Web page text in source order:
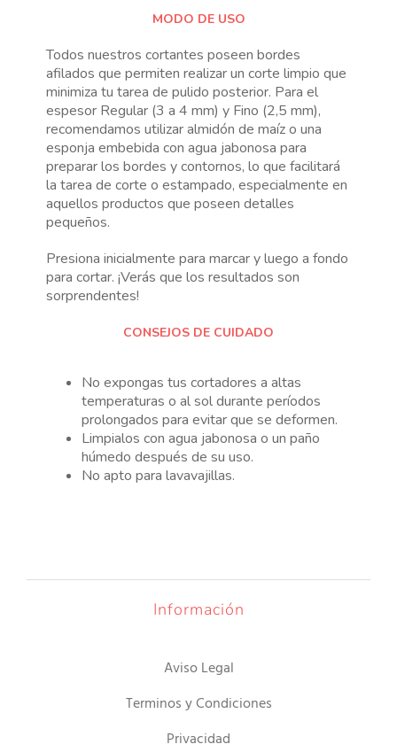
MODO DE USO
Todos nuestros cortantes poseen bordes
afilados que permiten realizar un corte limpio que
minimiza tu tarea de pulido posterior. Para el
espesor Regular (3 a 4 mm) y Fino (2,5 mm),
recomendamos utilizar almidón de maíz o una
esponja embebida con agua jabonosa para
preparar los bordes y contornos, lo que facilitará
la tarea de corte o estampado, especialmente en
aquellos productos que poseen detalles
pequeños.
Presiona inicialmente para marcar y luego a fondo
para cortar. ¡Verás que los resultados son
sorprendentes!
CONSEJOS DE CUIDADO
No expongas tus cortadores a altas
temperaturas o al sol durante períodos
prolongados para evitar que se deformen.
Limpialos con agua jabonosa o un paño
húmedo después de su uso.
No apto para lavavajillas.
Información
Aviso Legal
Terminos y Condiciones
Privacidad